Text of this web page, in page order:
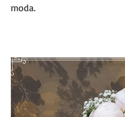
moda.